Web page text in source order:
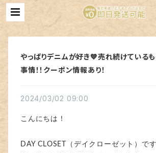
やっぱりデニムが好き💙売れ続けている
事情！！クーポン情報あり！
2024/03/02 09:00
こんにちは！
DAY CLOSET（デイクローゼット）で